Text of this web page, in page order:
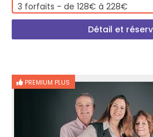
3 forfaits - de 128€ à 228€
Détail et
PREMIUM PLUS